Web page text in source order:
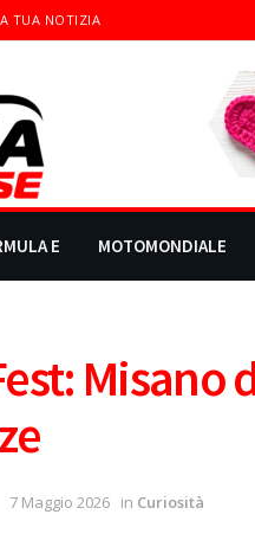
TUA NOTIZIA
E MOTOMONDIALE
Misano
7 Maggio 2026 in Curiosità